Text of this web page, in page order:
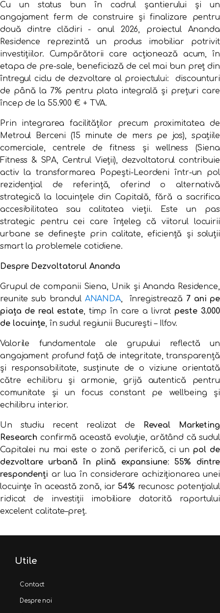
Cu un status bun în cadrul șantierului și un
angajament ferm de construire și finalizare pentru
două dintre clădiri - anul 2026, proiectul Ananda
Residence reprezintă un produs imobiliar potrivit
investițiilor. Cumpărătorii care acționează acum, în
etapa de pre-sale, beneficiază de cel mai bun preț din
întregul ciclu de dezvoltare al proiectului: discounturi
de până la 7% pentru plata integrală și prețuri care
încep de la 55.900 € + TVA.
Prin integrarea facilităților precum proximitatea de
Metroul Berceni (15 minute de mers pe jos), spațiile
comerciale, centrele de fitness și wellness (Siena
Fitness & SPA, Centrul Vieții), dezvoltatorul contribuie
activ la transformarea Popești-Leordeni într-un pol
rezidențial de referință, oferind o alternativă
strategică la locuințele din Capitală, fără a sacrifica
accesibilitatea sau calitatea vieții. Este un pas
strategic pentru cei care înțeleg că viitorul locuirii
urbane se definește prin calitate, eficiență și soluții
smart la problemele cotidiene.
Despre Dezvoltatorul Ananda
Grupul de companii Siena, Unik și Ananda Residence,
reunite sub brandul ANANDA, înregistrează 7 ani pe
piața de real estate, timp în care a livrat peste 3.000
de locuințe, în sudul regiunii București – Ilfov.
Valorile fundamentale ale grupului reflectă un
angajament profund față de integritate, transparență
și responsabilitate, susținute de o viziune orientată
către echilibru și armonie, grijă autentică pentru
comunitate și un focus constant pe wellbeing și
echilibru interior.
Un studiu recent realizat de
Reveal Marketing
Research confirmă această evoluție, arătând că sudul
Capitalei nu mai este o zonă periferică, ci un pol de
dezvoltare urbană în plină expansiune: 55% dintre
respondenți ar lua în considerare achiziționarea unei
locuințe în această zonă, iar 54% recunosc potențialul
ridicat de investiții imobiliare datorită raportului
excelent calitate–preț.
Utile
Contact
Despre noi